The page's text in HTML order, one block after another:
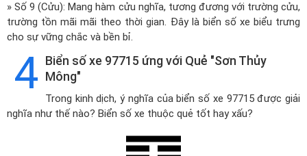
» Số 9 (Cửu): Mang hàm cửu nghĩa, tương đương với trường cửu,
trường tồn mãi mãi theo thời gian. Đây là biển số xe biểu trưng
cho sự vững chắc và bền bỉ.
4 Biển số xe 97715 ứng với Quẻ "Sơn Thủy
Mông"
Trong kinh dịch, ý nghĩa của biển số xe 97715 được giải
nghĩa như thế nào? Biển số xe thuộc quẻ tốt hay xấu?